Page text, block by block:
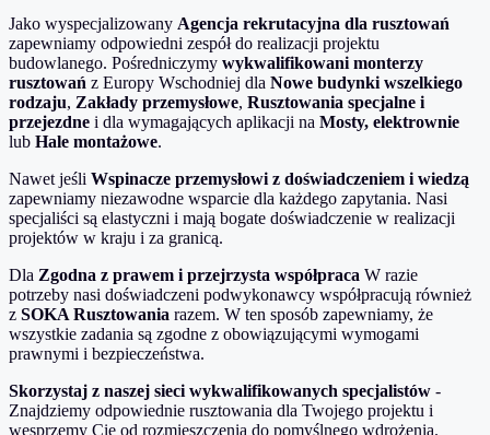
Jako wyspecjalizowany Agencja rekrutacyjna dla rusztowań
zapewniamy odpowiedni zespół do realizacji projektu
budowlanego. Pośredniczymy wykwalifikowani monterzy
rusztowań z Europy Wschodniej dla Nowe budynki wszelkiego
rodzaju, Zakłady przemysłowe, Rusztowania specjalne i
przejezdne i dla wymagających aplikacji na Mosty, elektrownie
lub Hale montażowe.
Nawet jeśli Wspinacze przemysłowi z doświadczeniem i wiedzą
zapewniamy niezawodne wsparcie dla każdego zapytania. Nasi
specjaliści są elastyczni i mają bogate doświadczenie w realizacji
projektów w kraju i za granicą.
Dla Zgodna z prawem i przejrzysta współpraca W razie
potrzeby nasi doświadczeni podwykonawcy współpracują również
z SOKA Rusztowania razem. W ten sposób zapewniamy, że
wszystkie zadania są zgodne z obowiązującymi wymogami
prawnymi i bezpieczeństwa.
Skorzystaj z naszej sieci wykwalifikowanych specjalistów -
Znajdziemy odpowiednie rusztowania dla Twojego projektu i
wesprzemy Cię od rozmieszczenia do pomyślnego wdrożenia.